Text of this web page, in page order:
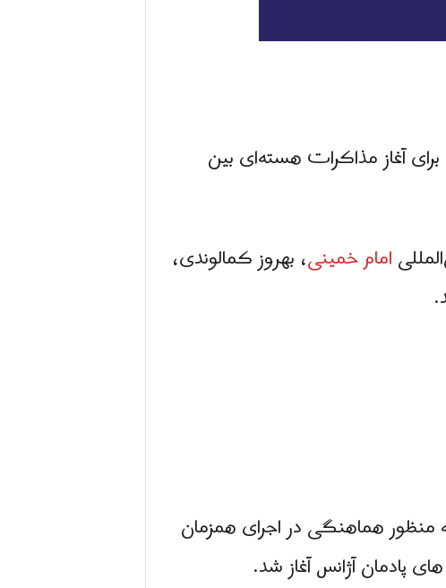
آغاز مذاکرات هسته‌ای بین
امام خمینی، بهروز کمالوندی،
منظور هماهنگی در اجرای همزمان
پادمان آژانس آغاز شد.